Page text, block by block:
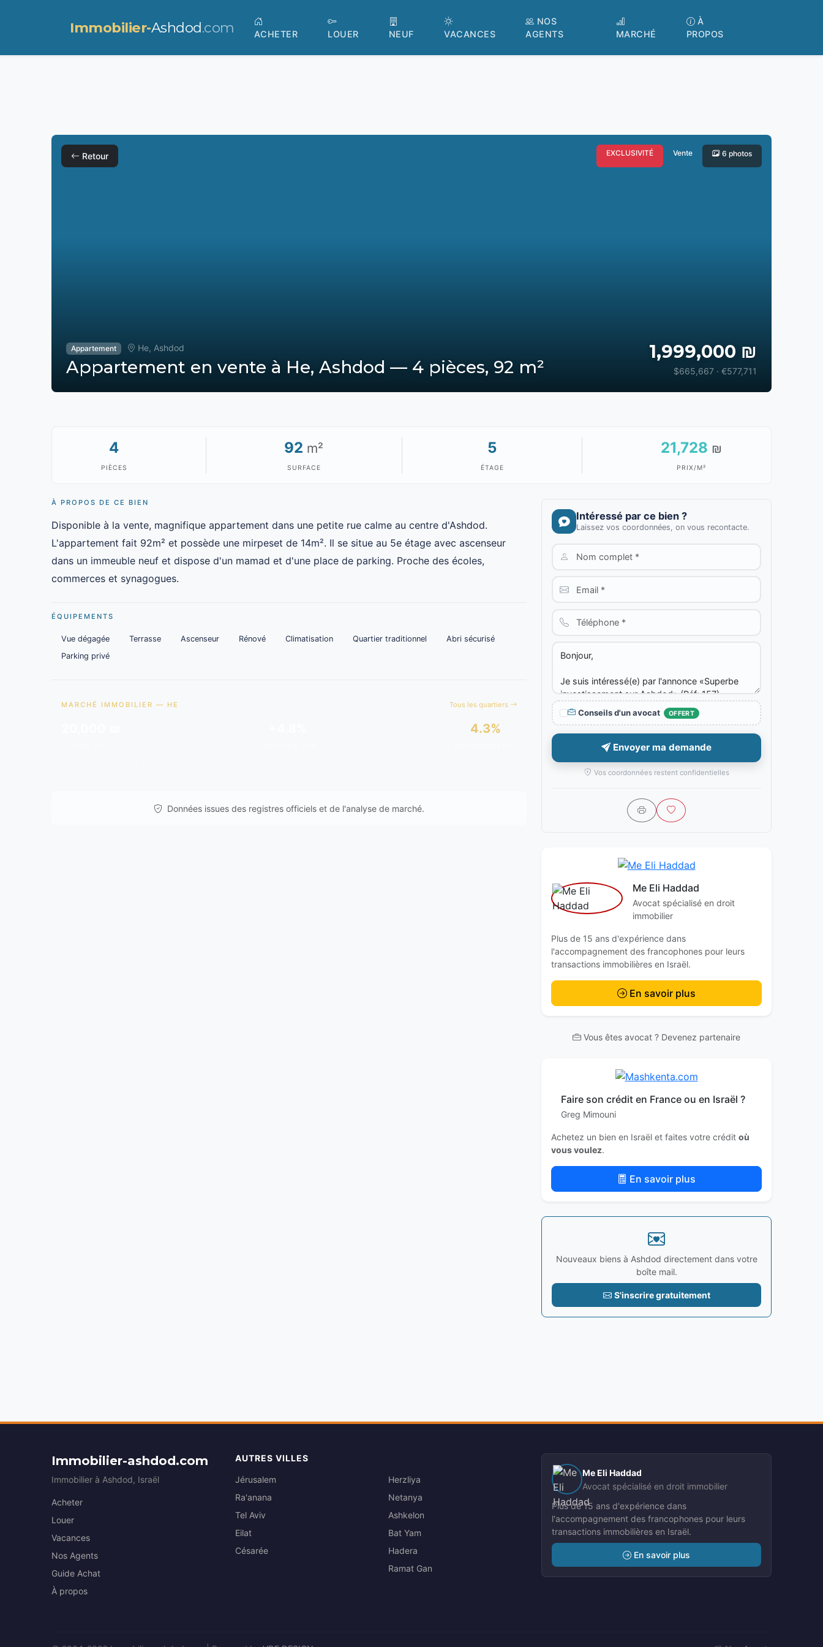
Immobilier-Ashdod.com ACHETER LOUER NEUF VACANCES
NOS
AGENTS
MARCHÉ
À
PROPOS
Retour EXCLUSIVITÉ Vente 6 photos
Appartement He, Ashdod
Appartement en vente à He, Ashdod — 4 pièces, 92 m²
1,999,000 ₪
$665,667 · €577,711
4
PIÈCES
92 m²
SURFACE
5
ÉTAGE
21,728 ₪
PRIX/M²
À PROPOS DE CE BIEN
Disponible à la vente, magnifique appartement dans une petite rue calme au centre d'Ashdod.
L'appartement fait 92m² et possède une mirpeset de 14m². Il se situe au 5e étage avec ascenseur
dans un immeuble neuf et dispose d'un mamad et d'une place de parking. Proche des écoles,
commerces et synagogues.
ÉQUIPEMENTS
Vue dégagée Terrasse Ascenseur Rénové Climatisation Quartier traditionnel
Abri sécurisé
Parking privé
MARCHÉ IMMOBILIER — HE Tous les quartiers
4.3%
Données issues des registres officiels et de l'analyse de marché.
Intéressé par ce bien ?
Laissez vos coordonnées, on vous recontacte.
Conseils d'un avocat OFFERT
Envoyer ma demande
Vos coordonnées restent confidentielles
Me Eli Haddad
Avocat spécialisé en droit
immobilier
Plus de 15 ans d'expérience dans
l'accompagnement des francophones pour leurs
transactions immobilières en Israël.
En savoir plus
Vous êtes avocat ? Devenez partenaire
Faire son crédit en France ou en Israël ?
Greg Mimouni
Achetez un bien en Israël et faites votre crédit où
vous voulez.
En savoir plus
Nouveaux biens à Ashdod directement dans votre
boîte mail.
S'inscrire gratuitement
Immobilier-ashdod.com
Immobilier à Ashdod, Israël
Acheter
Louer
Vacances
Nos Agents
Guide Achat
À propos
AUTRES VILLES
Jérusalem
Ra'anana
Tel Aviv
Eilat
Césarée
Herzliya
Netanya
Ashkelon
Bat Yam
Hadera
Ramat Gan
Me Eli Haddad
Avocat spécialisé en droit immobilier
Plus de 15 ans d'expérience dans
l'accompagnement des francophones pour leurs
transactions immobilières en Israël.
En savoir plus